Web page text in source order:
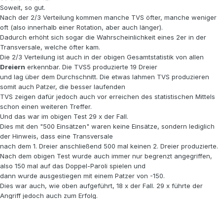
Soweit, so gut.
Nach der 2/3 Verteilung kommen manche TVS öfter, manche weniger
oft (also innerhalb einer Rotation, aber auch länger).
Dadurch erhöht sich sogar die Wahrscheinlichkeit eines 2er in der
Transversale, welche öfter kam.
Die 2/3 Verteilung ist auch in der obigen Gesamtstatistik von allen
Dreiern erkennbar. Die TVS5 produzierte 19 Dreier
und lag über dem Durchschnitt. Die etwas lahmen TVS produzieren
somit auch Patzer, die besser laufenden
TVS zeigen dafür jedoch auch vor erreichen des statistischen Mittels
schon einen weiteren Treffer.
Und das war im obigen Test 29 x der Fall.
Dies mit den "500 Einsätzen" waren keine Einsätze, sondern lediglich
der Hinweis, dass eine Transversale
nach dem 1. Dreier anschließend 500 mal keinen 2. Dreier produzierte.
Nach dem obigen Test wurde auch immer nur begrenzt angegriffen,
also 150 mal auf das Doppel-Paroli spielen und
dann wurde ausgestiegen mit einem Patzer von -150.
Dies war auch, wie oben aufgeführt, 18 x der Fall. 29 x führte der
Angriff jedoch auch zum Erfolg.